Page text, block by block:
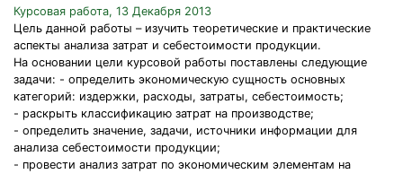
Курсовая работа, 13 Декабря 2013
Цель данной работы – изучить теоретические и практические
аспекты анализа затрат и себестоимости продукции.
На основании цели курсовой работы поставлены следующие
задачи: - определить экономическую сущность основных
категорий: издержки, расходы, затраты, себестоимость;
- раскрыть классификацию затрат на производстве;
- определить значение, задачи, источники информации для
анализа себестоимости продукции;
- провести анализ затрат по экономическим элементам на